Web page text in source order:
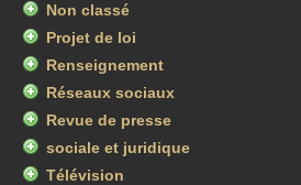
Non classé
Projet de loi
Renseignement
Réseaux sociaux
Revue de presse
sociale et juridique
Télévision